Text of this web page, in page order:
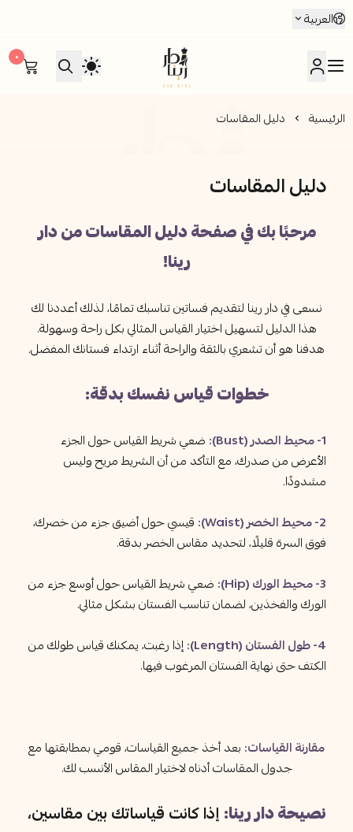
العربية
متجر دار رينا للأزياء
٠
الرئيسية دليل المقاسات
دليل المقاسات
مرحبًا بك في صفحة دليل المقاسات من دار
رينا!
نسعى في دار رينا لتقديم فساتين تناسبك تمامًا، لذلك أعددنا لك
هذا الدليل لتسهيل اختيار القياس المثالي بكل راحة وسهولة.
هدفنا هو أن تشعري بالثقة والراحة أثناء ارتداء فستانك المفضل.
خطوات قياس نفسك بدقة:
1- محيط الصدر (Bust):
ضعي شريط القياس حول الجزء
الأعرض من صدرك، مع التأكد من أن الشريط مريح وليس
مشدودًا.
2- محيط الخصر (Waist):
قيسي حول أضيق جزء من خصرك،
فوق السرة قليلًا، لتحديد مقاس الخصر بدقة.
3- محيط الورك (Hip):
ضعي شريط القياس حول أوسع جزء من
الورك والفخذين، لضمان تناسب الفستان بشكل مثالي.
4- طول الفستان (Length):
إذا رغبت، يمكنك قياس طولك من
الكتف حتى نهاية الفستان المرغوب فيها.
مقارنة القياسات: بعد أخذ جميع القياسات، قومي بمطابقتها مع
جدول المقاسات أدناه لاختيار المقاس الأنسب لك.
نصيحة دار رينا:إذا كانت قياساتك بين مقاسين،